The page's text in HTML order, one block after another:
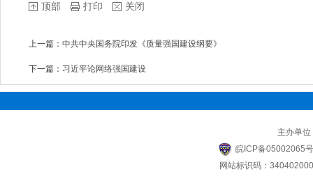
顶部 打印 关闭
上一篇： 中共中央国务院印发《质量强国建设纲要》
下一篇： 习近平论网络强国建设
主办单
皖ICP备05002065
网站标识码：